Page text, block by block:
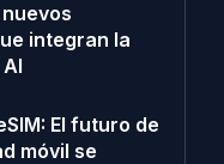
integran la
El futuro de
móvil se